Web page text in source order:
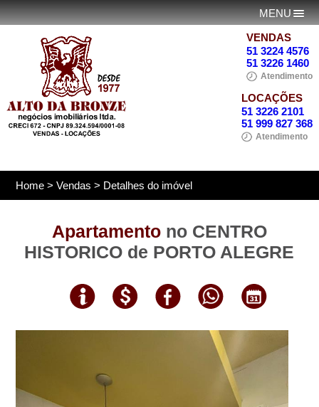
MENU
VENDAS
51 3224 4576
51 3226 1460
Atendimento
LOCAÇÕES
51 3226 2101
51 999 827 368
Atendimento
Home >Vendas > Detalhes do imóvel
Apartamentono CENTRO
HISTORICO de PORTO ALEGRE